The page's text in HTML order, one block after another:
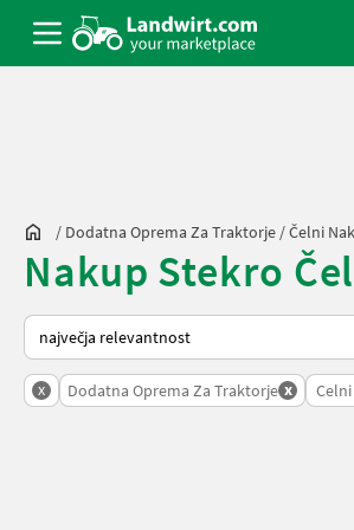
/ Dodatna Oprema Za Traktorje /Čelni
Nakup Stekro
Tako je razvrščeno na Landwirt.com
x Dodatna Oprema Za Traktorje x